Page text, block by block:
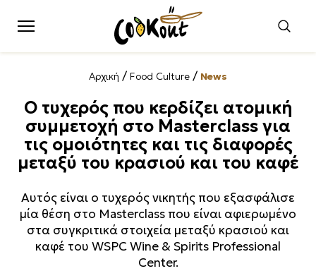
Αρχική / Food Culture / News
Ο τυχερός που κερδίζει ατομική
συμμετοχή στο Masterclass για
τις ομοιότητες και τις διαφορές
μεταξύ του κρασιού και του καφέ
Αυτός είναι ο τυχερός νικητής που εξασφάλισε
μία θέση στο Masterclass που είναι αφιερωμένο
στα συγκριτικά στοιχεία μεταξύ κρασιού και
καφέ του WSPC Wine & Spirits Professional
Center.